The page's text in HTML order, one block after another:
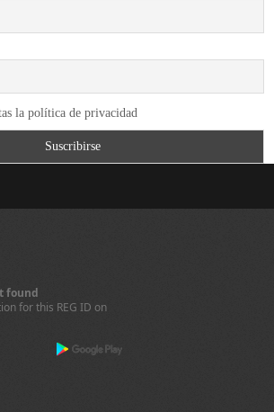
la política de privacidad
found
for this REG ID on